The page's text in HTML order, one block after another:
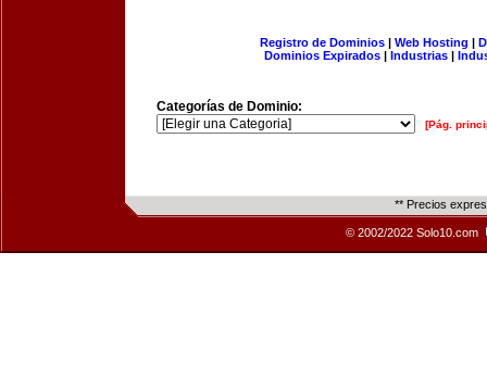
Registro de Dominios| Web Hosting |
Dominios Expirados | Industrias |
Categorías de Dominio:
[Pág.
** Precios
© 2002/2022 Solo10.com